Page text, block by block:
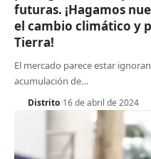
futuras. ¡Hagamos
el cambio climático y
Tierra!
El mercado parece estar
acumulación de…
Distrito 16 de abril de 2024